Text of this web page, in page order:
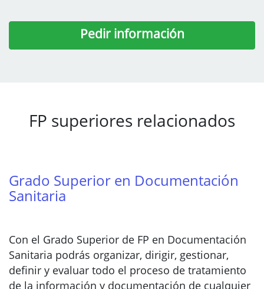
Pedir información
FP superiores relacionados
Grado Superior en Documentación
Sanitaria
Con el Grado Superior de FP en Documentación
Sanitaria podrás organizar, dirigir, gestionar,
definir y evaluar todo el proceso de tratamiento
de la información y documentación de cualquier